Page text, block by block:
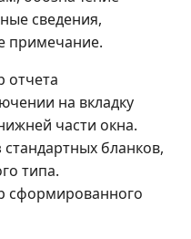
сведения,
примечание.
отчета
на вкладку
части окна.
бланков,
типа.
сформированного